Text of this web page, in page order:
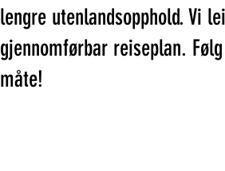
lengre utenlandsopphold. Vi
gjennomførbar reiseplan.
måte!